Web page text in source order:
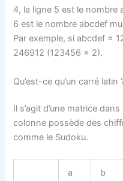
4, la ligne 5 est le nombre
6 est le nombre abcdef
Par exemple, si abcdef =
246912 (123456 x 2).
Qu’est-ce qu’un carré latin
Il s’agit d’une matrice
colonne possède des
comme le Sudoku.
a b